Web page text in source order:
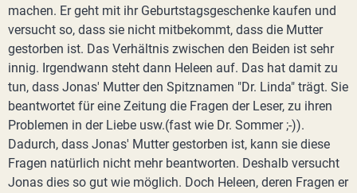
machen. Er geht mit ihr Geburtstagsgeschenke kaufen und
versucht so, dass sie nicht mitbekommt, dass die Mutter
gestorben ist. Das Verhältnis zwischen den Beiden ist sehr
innig. Irgendwann steht dann Heleen auf. Das hat damit zu
tun, dass Jonas' Mutter den Spitznamen "Dr. Linda" trägt. Sie
beantwortet für eine Zeitung die Fragen der Leser, zu ihren
Problemen in der Liebe usw.(fast wie Dr. Sommer ;-)).
Dadurch, dass Jonas' Mutter gestorben ist, kann sie diese
Fragen natürlich nicht mehr beantworten. Deshalb versucht
Jonas dies so gut wie möglich. Doch Heleen, deren Fragen er